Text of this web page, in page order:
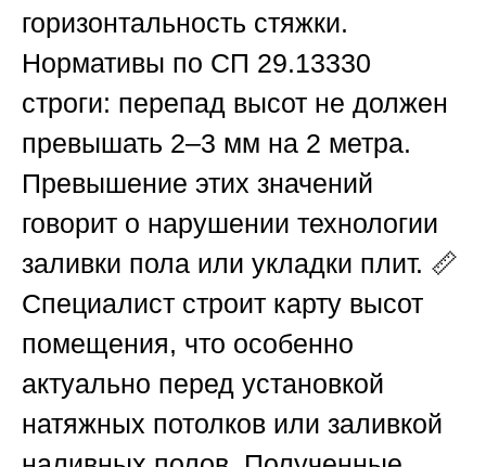
горизонтальность стяжки.
Нормативы по СП 29.13330
строги: перепад высот не должен
превышать 2–3 мм на 2 метра.
Превышение этих значений
говорит о нарушении технологии
заливки пола или укладки плит. 📏
Специалист строит карту высот
помещения, что особенно
актуально перед установкой
натяжных потолков или заливкой